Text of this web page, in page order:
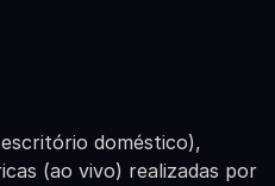
doméstico),
(ao vivo) realizadas por